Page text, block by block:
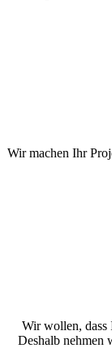
Wir machen Ihr
Wir wollen, dass
Deshalb nehmen